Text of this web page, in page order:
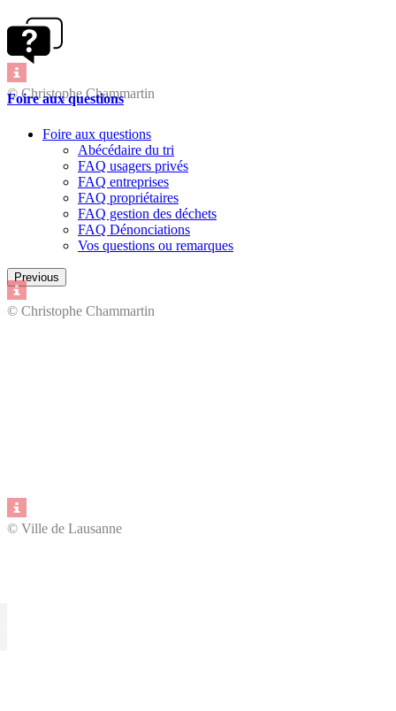
© Christophe Chammartin
© Christophe Chammartin
© Ville de Lausanne
Foire aux questions
Foire aux questions
Abécédaire du tri
FAQ usagers privés
FAQ entreprises
FAQ propriétaires
FAQ gestion des déchets
FAQ Dénonciations
Vos questions ou remarques
Previous